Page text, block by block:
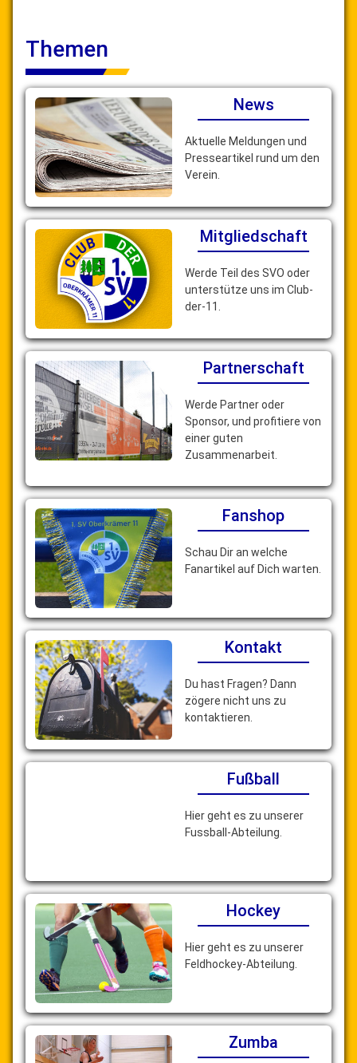
Themen
News
Aktuelle Meldungen und
Presseartikel rund um den
Verein.
Mitgliedschaft
Werde Teil des SVO oder
unterstütze uns im Club-
der-11.
Partnerschaft
Werde Partner oder
Sponsor, und profitiere von
einer guten
Zusammenarbeit.
Fanshop
Schau Dir an welche
Fanartikel auf Dich warten.
Kontakt
Du hast Fragen? Dann
zögere nicht uns zu
kontaktieren.
Fußball
Hier geht es zu unserer
Fussball-Abteilung.
Hockey
Hier geht es zu unserer
Feldhockey-Abteilung.
Zumba